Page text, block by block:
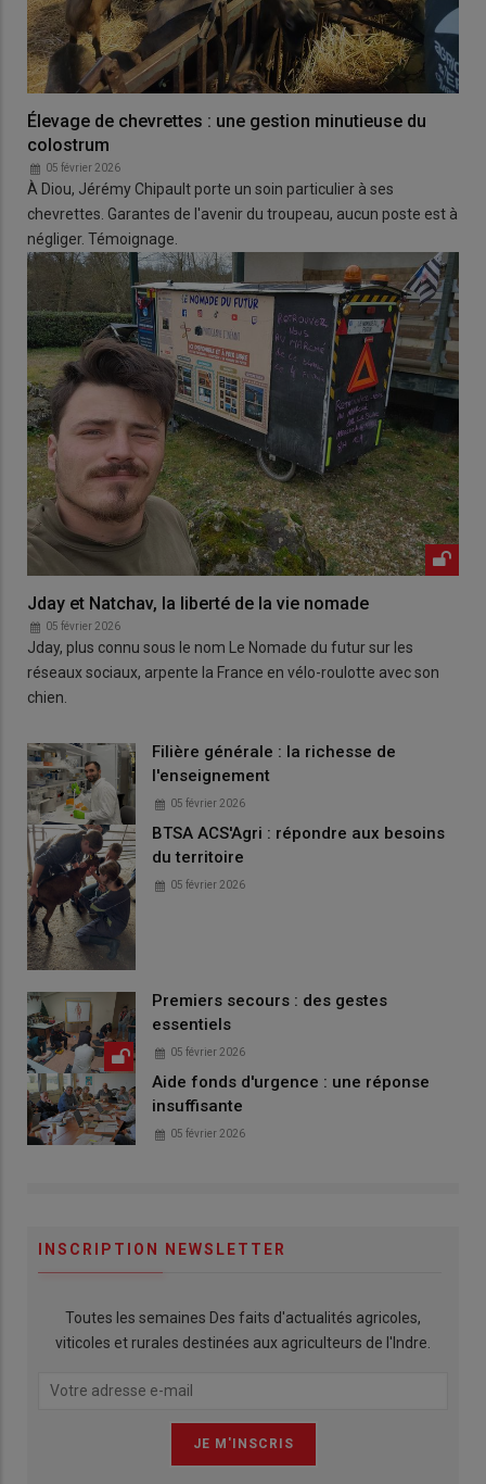
Élevage de chevrettes : une gestion minutieuse du
colostrum
05 février 2026
À Diou, Jérémy Chipault porte un soin particulier à ses
chevrettes. Garantes de l'avenir du troupeau, aucun poste est à
négliger. Témoignage.
Jday et Natchav, la liberté de la vie nomade
05 février 2026
Jday, plus connu sous le nom Le Nomade du futur sur les
réseaux sociaux, arpente la France en vélo-roulotte avec son
chien.
Filière générale : la richesse de
l'enseignement
05 février 2026
BTSA ACS'Agri : répondre aux besoins
du territoire
05 février 2026
Premiers secours : des gestes
essentiels
05 février 2026
Aide fonds d'urgence : une réponse
insuffisante
05 février 2026
INSCRIPTION NEWSLETTER
Toutes les semaines Des faits d'actualités agricoles,
viticoles et rurales destinées aux agriculteurs de l'Indre.